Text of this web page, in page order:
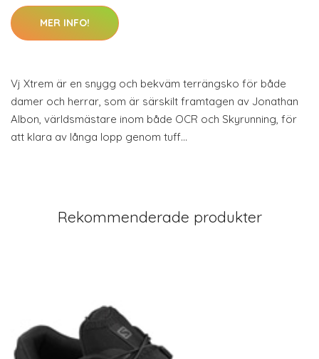
MER INFO!
Vj Xtrem är en snygg och bekväm terrängsko för både
damer och herrar, som är särskilt framtagen av Jonathan
Albon, världsmästare inom både OCR och Skyrunning, för
att klara av långa lopp genom tuff…
Rekommenderade produkter